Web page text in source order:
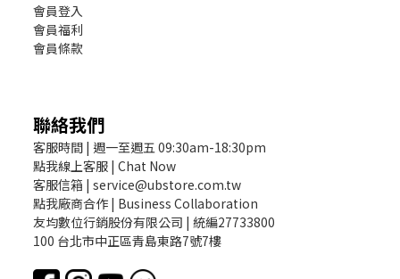
會員登入
會員福利
會員條款
聯絡我們
客服時間 | 週一至週五 09:30am-18:30pm
點我線上客服 | Chat Now
客服信箱 | service@ubstore.com.tw
點我廠商合作 | Business Collaboration
友均數位行銷股份有限公司 | 統編27733800
100 台北市中正區青島東路7號7樓